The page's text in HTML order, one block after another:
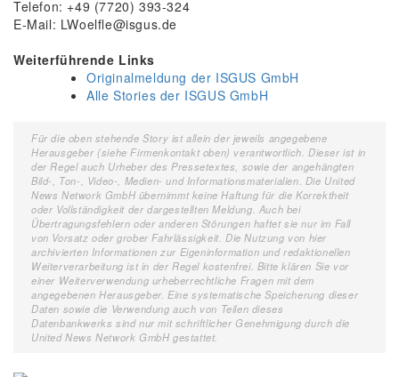
Telefon: +49 (7720) 393-324
E-Mail: LWoelfle@isgus.de
Weiterführende Links
Originalmeldung der ISGUS GmbH
Alle Stories der ISGUS GmbH
Für die oben stehende Story ist allein der jeweils angegebene
Herausgeber (siehe Firmenkontakt oben) verantwortlich. Dieser ist in
der Regel auch Urheber des Pressetextes, sowie der angehängten
Bild-, Ton-, Video-, Medien- und Informationsmaterialien. Die United
News Network GmbH übernimmt keine Haftung für die Korrektheit
oder Vollständigkeit der dargestellten Meldung. Auch bei
Übertragungsfehlern oder anderen Störungen haftet sie nur im Fall
von Vorsatz oder grober Fahrlässigkeit. Die Nutzung von hier
archivierten Informationen zur Eigeninformation und redaktionellen
Weiterverarbeitung ist in der Regel kostenfrei. Bitte klären Sie vor
einer Weiterverwendung urheberrechtliche Fragen mit dem
angegebenen Herausgeber. Eine systematische Speicherung dieser
Daten sowie die Verwendung auch von Teilen dieses
Datenbankwerks sind nur mit schriftlicher Genehmigung durch die
United News Network GmbH gestattet.